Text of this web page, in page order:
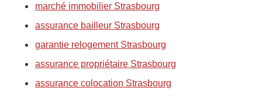
marché immobilier Strasbourg
assurance bailleur Strasbourg
garantie relogement Strasbourg
assurance propriétaire Strasbourg
assurance colocation Strasbourg